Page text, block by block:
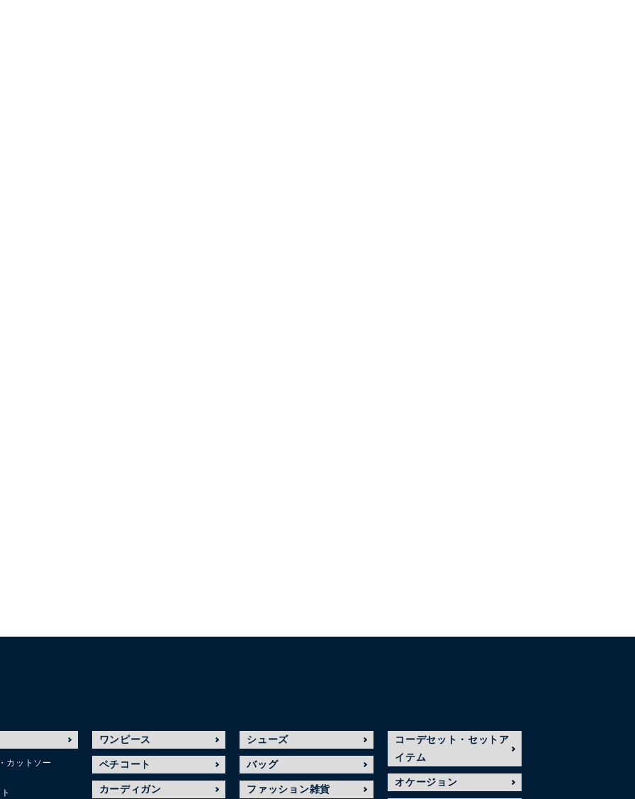
カットソー
ワンピース
ペチコート
カーディガン
シューズ
バッグ
ファッション雑貨
コーデセット・セットア
イテム
オケージョン